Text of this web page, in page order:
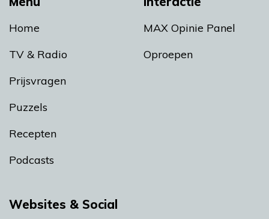
Home
TV & Radio
Prijsvragen
Puzzels
Recepten
Podcasts
MAX Opinie Panel
Oproepen
Websites & Social